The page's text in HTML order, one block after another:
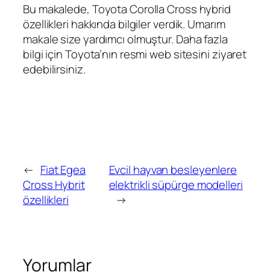
Bu makalede, Toyota Corolla Cross hybrid
özellikleri hakkında bilgiler verdik. Umarım
makale size yardımcı olmuştur. Daha fazla
bilgi için Toyota’nın resmi web sitesini ziyaret
edebilirsiniz.
← Fiat Egea
Cross Hybrit
özellikleri
Evcil hayvan besleyenlere
elektrikli süpürge modelleri
→
Yorumlar